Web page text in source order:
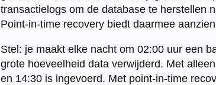
transactielogs om de database te herstellen
Point-in-time recovery biedt daarmee
Stel: je maakt elke nacht om 02:00 uur een
grote hoeveelheid data verwijderd. Met
en 14:30 is ingevoerd. Met point-in-time